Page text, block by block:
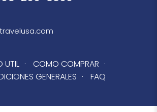
UTIL · COMO COMPRAR ·
GENERALES · FAQ